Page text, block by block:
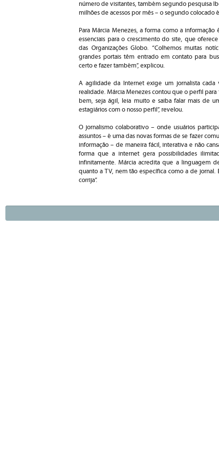
número de visitantes, também segundo pesquisa
milhões de acessos por mês – o segundo colocado
Para Márcia Menezes, a forma como a
essenciais para o crescimento do site, que
das Organizações Globo. “Colhemos muitas
grandes portais têm entrado em contato para
certo e fazer também”, explicou.
A agilidade da Internet exige um jornalista
realidade. Márcia Menezes contou que o perfil
bem, seja ágil, leia muito e saiba falar mais de
estagiários com o nosso perfil”, revelou.
O jornalismo colaborativo – onde usuários
assuntos – é uma das novas formas de se fazer
informação – de maneira fácil, interativa e não
forma que a internet gera possibilidades
infinitamente. Márcia acredita que a linguagem
quanto a TV, nem tão específica como a de jornal.
corrija”.